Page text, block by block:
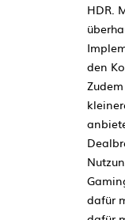
HDR.
den
dafür